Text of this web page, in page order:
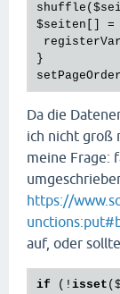
shuffle(
$seiten [] =
}
Da die
ich nicht groß
meine Frage:
https://
auf, oder
if (! isset (